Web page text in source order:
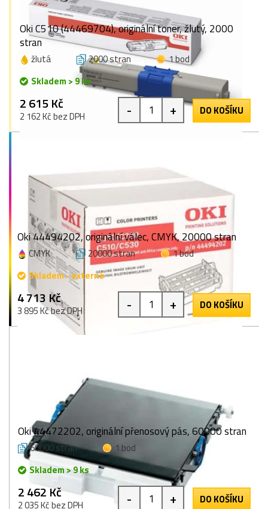
Oki C510 (44469704), originální toner, žlutý, 2000
stran
žlutá 2000 stran
1 bod
Skladem > 9 ks
2 615 Kč
2 162 Kč bez DPH - + DO KOŠÍKU
Oki 44494202, originální válec, CMYK, 20000 stran
CMYK 20000 stran
1 bod
Skladem - externě
4 713 Kč
3 895 Kč bez DPH - + DO KOŠÍKU
Oki 44472202, originální přenosový pás, 60000 stran
60000 stran
1 bod
Skladem > 9 ks
2 462 Kč
2 035 Kč bez DPH - + DO KOŠÍKU